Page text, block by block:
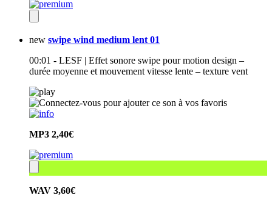
new swipe wind medium lent 01
00:01 - LESF | Effet sonore swipe pour motion design –
durée moyenne et mouvement vitesse lente – texture vent
MP3 2,40€
WAV 3,60€